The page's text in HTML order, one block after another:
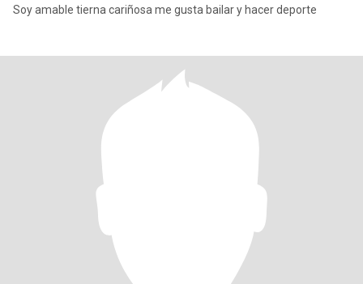
Soy amable tierna cariñosa me gusta bailar y hacer deporte